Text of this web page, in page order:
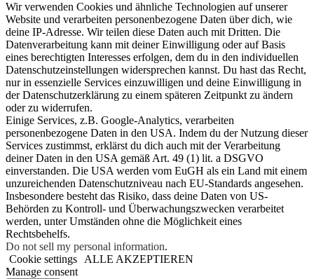
Wir verwenden Cookies und ähnliche Technologien auf unserer
Website und verarbeiten personenbezogene Daten über dich, wie
deine IP-Adresse. Wir teilen diese Daten auch mit Dritten. Die
Datenverarbeitung kann mit deiner Einwilligung oder auf Basis
eines berechtigten Interesses erfolgen, dem du in den individuellen
Datenschutzeinstellungen widersprechen kannst. Du hast das Recht,
nur in essenzielle Services einzuwilligen und deine Einwilligung in
der Datenschutzerklärung zu einem späteren Zeitpunkt zu ändern
oder zu widerrufen.
Einige Services, z.B. Google-Analytics, verarbeiten
personenbezogene Daten in den USA. Indem du der Nutzung dieser
Services zustimmst, erklärst du dich auch mit der Verarbeitung
deiner Daten in den USA gemäß Art. 49 (1) lit. a DSGVO
einverstanden. Die USA werden vom EuGH als ein Land mit einem
unzureichenden Datenschutzniveau nach EU-Standards angesehen.
Insbesondere besteht das Risiko, dass deine Daten von US-
Behörden zu Kontroll- und Überwachungszwecken verarbeitet
werden, unter Umständen ohne die Möglichkeit eines
Rechtsbehelfs.
Do not sell my personal information.
Cookie settings
ALLE AKZEPTIEREN
Manage consent